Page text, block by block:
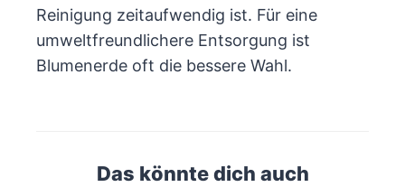
Reinigung zeitaufwendig ist. Für eine
umweltfreundlichere Entsorgung ist
Blumenerde oft die bessere Wahl.
Das könnte dich auch